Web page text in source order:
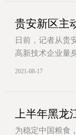
贵安新区主
日前，记者从贵
高新技术企业量
2021-08-17
上半年黑龙
为稳定中国粮食